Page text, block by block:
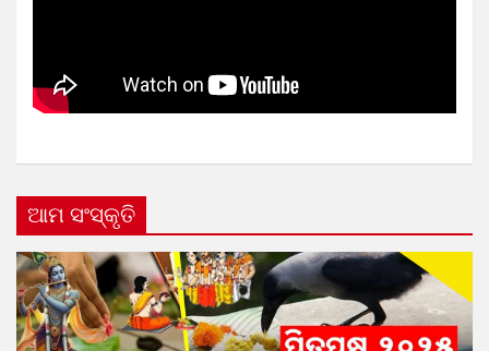
ଆମ ସଂସ୍କୃତି